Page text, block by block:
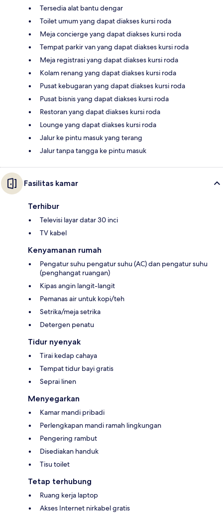
Tersedia alat bantu dengar
Toilet umum yang dapat diakses kursi roda
Meja concierge yang dapat diakses kursi roda
Tempat parkir van yang dapat diakses kursi roda
Meja registrasi yang dapat diakses kursi roda
Kolam renang yang dapat diakses kursi roda
Pusat kebugaran yang dapat diakses kursi roda
Pusat bisnis yang dapat diakses kursi roda
Restoran yang dapat diakses kursi roda
Lounge yang dapat diakses kursi roda
Jalur ke pintu masuk yang terang
Jalur tanpa tangga ke pintu masuk
Fasilitas kamar
Terhibur
Televisi layar datar 30 inci
TV kabel
Kenyamanan rumah
Pengatur suhu pengatur suhu (AC) dan pengatur suhu
(penghangat ruangan)
Kipas angin langit-langit
Pemanas air untuk kopi/teh
Setrika/meja setrika
Detergen penatu
Tidur nyenyak
Tirai kedap cahaya
Tempat tidur bayi gratis
Seprai linen
Menyegarkan
Kamar mandi pribadi
Perlengkapan mandi ramah lingkungan
Pengering rambut
Disediakan handuk
Tisu toilet
Tetap terhubung
Ruang kerja laptop
Akses Internet nirkabel gratis